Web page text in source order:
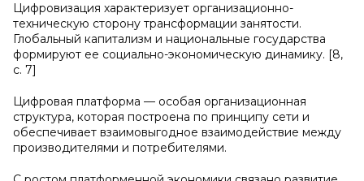
Цифровизация характеризует организационно-
техническую сторону трансформации занятости.
Глобальный капитализм и национальные государства
формируют ее социально-экономическую динамику. [8,
c. 7]
Цифровая платформа — особая организационная
структура, которая построена по принципу сети и
обеспечивает взаимовыгодное взаимодействие между
производителями и потребителями.